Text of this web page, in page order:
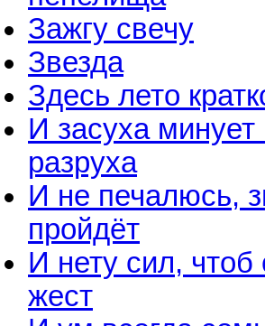
Зажгу свечу
Звезда
Здесь лето
И засуха минует
разруха
И не печалюсь,
пройдёт
И нету сил, чтоб
жест